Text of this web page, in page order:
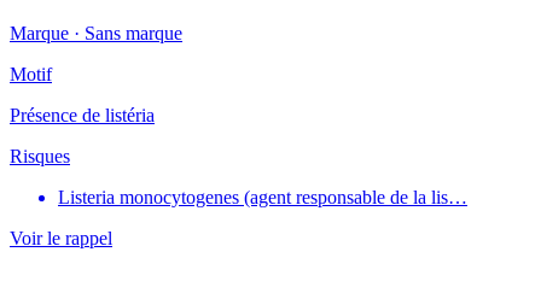
Marque · Sans marque
Motif
Présence de listéria
Risques
Listeria monocytogenes (agent responsable de la lis…
Voir le rappel